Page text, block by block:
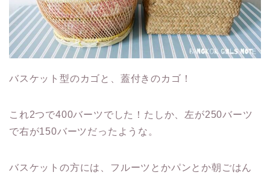
バスケット型のカゴと、蓋付きのカゴ！
これ2つで400バーツでした！たしか、左が250バーツ
で右が150バーツだったような。
バスケットの方には、フルーツとかパンとか朝ごはん